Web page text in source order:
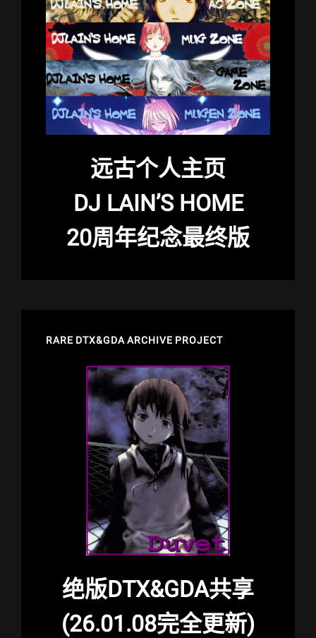
远古个人主页
DJ LAIN’S HOME
20周年纪念最终版
RARE DTX&GDA ARCHIVE PROJECT
绝版DTX&GDA共享
(26.01.08完全更新)